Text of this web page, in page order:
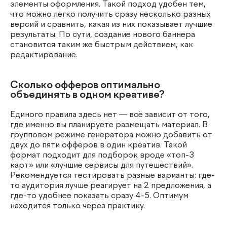
элементы оформления. Такой подход удобен тем,
что можно легко получить сразу несколько разных
версий и сравнить, какая из них показывает лучшие
результаты. По сути, создание нового баннера
становится таким же быстрым действием, как
редактирование.
Сколько офферов оптимально
объединять в одном креативе?
Единого правила здесь нет — всё зависит от того,
где именно вы планируете размещать материал. В
групповом режиме генератора можно добавить от
двух до пяти офферов в один креатив. Такой
формат подходит для подборок вроде «топ-3
карт» или «лучшие сервисы для путешествий».
Рекомендуется тестировать разные варианты: где-
то аудитория лучше реагирует на 2 предложения, а
где-то удобнее показать сразу 4-5. Оптимум
находится только через практику.